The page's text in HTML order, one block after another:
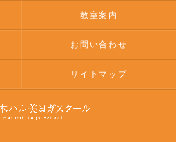
教室案内
お問い合わせ
サイトマップ